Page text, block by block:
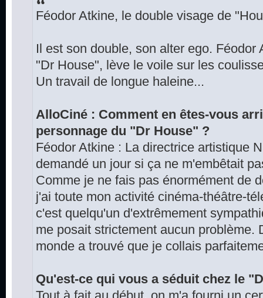
Féodor Atkine, le double visage de
Il est son double, son alter ego. Féodor
"Dr House", lève le voile sur les
Un travail de longue haleine...
AlloCiné : Comment en êtes-vous
personnage du "Dr House" ?
Féodor Atkine : La directrice artistique
demandé un jour si ça ne m'embêtait
Comme je ne fais pas énormément de
j'ai toute mon activité cinéma-théâtre-
c'est quelqu'un d'extrêmement
me posait strictement aucun problème.
monde a trouvé que je collais
Qu'est-ce qui vous a séduit chez le